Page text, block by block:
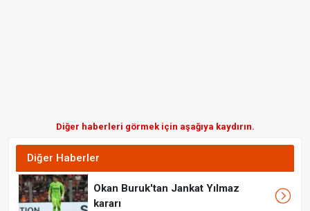
Diğer haberleri görmek için aşağıya kaydırın.
Diğer Haberler
Okan Buruk'tan Jankat Yılmaz
kararı